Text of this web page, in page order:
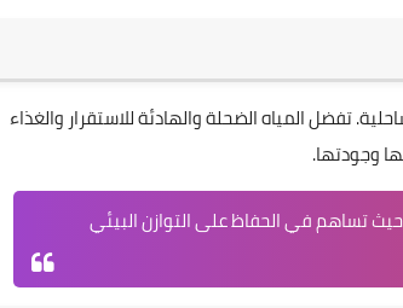
تفضل المياه الضحلة والهادئة للاستقرار والغذاء
وجودتها.
حيث تساهم في الحفاظ على التوازن البيئي